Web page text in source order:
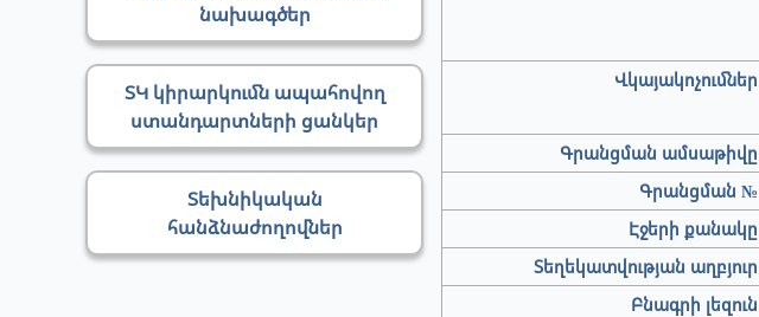
նախագծեր
ՏԿ կիրարկումն ապահովող
ստանդարտների ցանկեր
Տեխնիկական
հանձնաժողովներ
Վկայակոչումներ
Գրանցման ամսաթիվը
Գրանցման №
Էջերի քանակը
Տեղեկատվության աղբյուր
Բնագրի լեզուն